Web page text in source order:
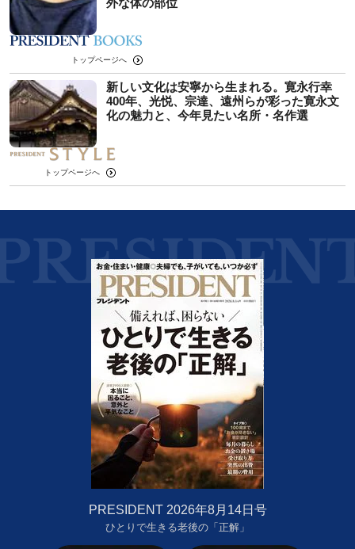
トップページへ
新しい文化は安寧から生まれる。寛永行幸
400年、光悦、宗達、遠州らが彩った寛永文
化の魅力と、今年見たい名所・名作選
トップページへ
PRESIDENT 2026年8月14日号
ひとりで生きる老後の「正解」